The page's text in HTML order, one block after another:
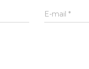
E-mail*